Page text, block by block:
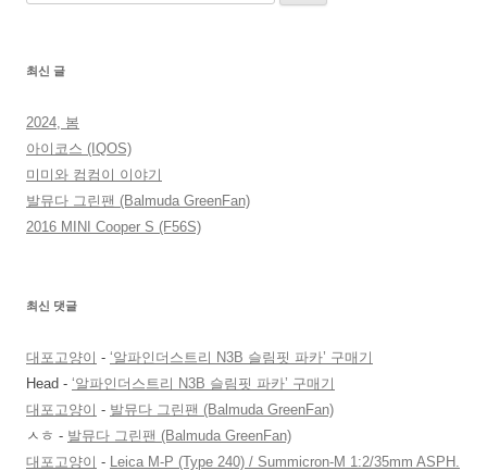
최신 글
2024, 봄
아이코스 (IQOS)
미미와 컴컴이 이야기
발뮤다 그린팬 (Balmuda GreenFan)
2016 MINI Cooper S (F56S)
최신 댓글
대포고양이 - ‘알파인더스트리 N3B 슬림핏 파카’ 구매기
Head - ‘알파인더스트리 N3B 슬림핏 파카’ 구매기
대포고양이 - 발뮤다 그린팬 (Balmuda GreenFan)
ㅅㅎ - 발뮤다 그린팬 (Balmuda GreenFan)
대포고양이 -
Leica M-P (Type 240) / Summicron-M 1:2/35mm ASPH.